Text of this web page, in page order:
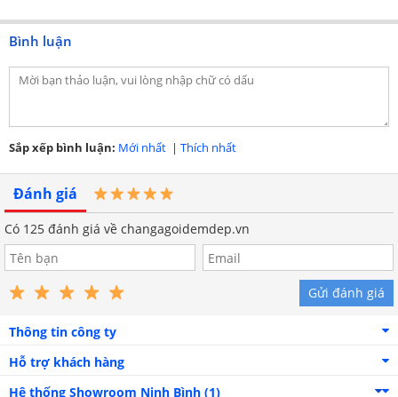
Thuê logo tỉ mỉ ở vỏ chăn và vỏ gối nằm
Bình luận
Sắp xếp bình luận: Mới nhất | Thích nhất
Đánh giá
Có 125 đánh giá về changagoidemdep.vn
Gửi đánh giá
Thông tin công ty
Hỗ trợ khách hàng
Hệ thống Showroom Ninh Bình (1)